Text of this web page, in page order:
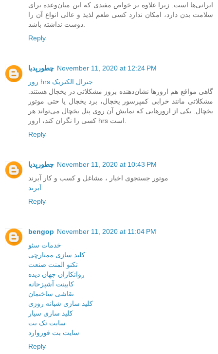
ایرانی‌ها است. زیرا علاوه بر خواص مفیدی که این میان‌وعده برای
سلامت بدن دارد، امکان ندارد کسی طعم لذیذ و عالی انواع آن را
Reply
چطورپدیا November 11, 2020 at 12:24 PM
رور hrs جنرال الکتریک
گاهی مواقع هم ارورها نشان‌دهنده بروز مشکلاتی در یخچال هستند.
مشکلاتی مانند خرابی کمپرسور یخچال، برد یخچال یا حتی موتور
یخچال. یکی از ارورهایی که نمایش آن روی پنل یخچال می‌تواند هر
Reply
چطورپدیا November 11, 2020 at 10:43 PM
موتور جستجوی اخبار ، مشاغل و کسب و کار آبرند
آبرند
Reply
bengop November 11, 2020 at 11:04 PM
خدمات سئو
کلید سازی ممتارچی
تکنو المنت صنعت
روانکاران جهان دیده
کابینت آشپزحانه
نقاشی ساختمان
کلید سازی شبانه روزی
کلید سازی سیار
سایت تک بت
سایت بت فوروارد
Reply